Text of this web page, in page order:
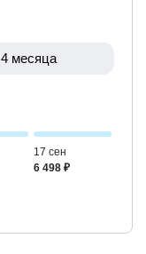
4 месяца
17 сен
6 498 ₽